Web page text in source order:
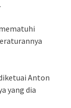
Anton
yang dia